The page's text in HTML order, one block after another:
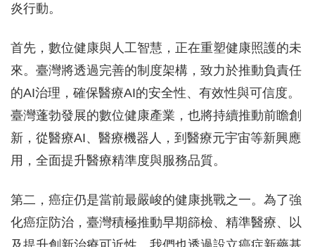
炎行動。
首先，數位健康與人工智慧，正在重塑健康照護的未
來。臺灣將透過完善的制度架構，致力於推動負責任
的AI治理，確保醫療AI的安全性、有效性與可信度。
臺灣蓬勃發展的數位健康產業，也將持續推動前瞻創
新，從醫療AI、醫療機器人，到醫療元宇宙等新興應
用，全面提升醫療精準度與服務品質。
第二，癌症仍是當前最嚴峻的健康挑戰之一。為了強
化癌症防治，臺灣積極推動早期篩檢、精準醫療、以